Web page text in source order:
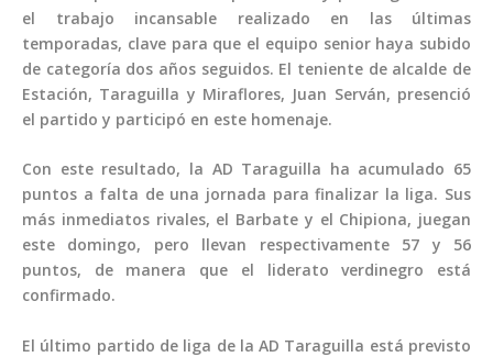
el trabajo incansable realizado en las últimas
temporadas, clave para que el equipo senior haya subido
de categoría dos años seguidos. El teniente de alcalde de
Estación, Taraguilla y Miraflores, Juan Serván, presenció
el partido y participó en este homenaje.
Con este resultado, la AD Taraguilla ha acumulado 65
puntos a falta de una jornada para finalizar la liga. Sus
más inmediatos rivales, el Barbate y el Chipiona, juegan
este domingo, pero llevan respectivamente 57 y 56
puntos, de manera que el liderato verdinegro está
confirmado.
El último partido de liga de la AD Taraguilla está previsto